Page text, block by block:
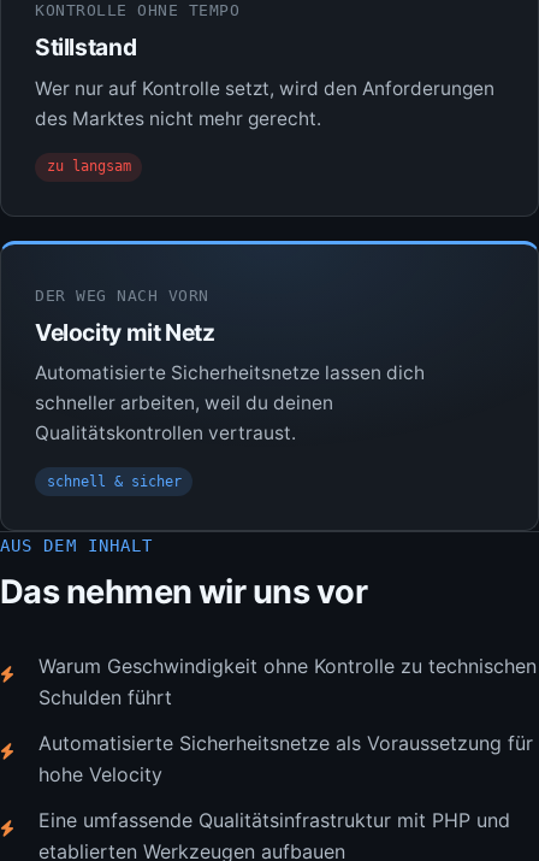
KONTROLLE OHNE TEMPO
Stillstand
Wer nur auf Kontrolle setzt, wird den Anforderungen
des Marktes nicht mehr gerecht.
zu langsam
DER WEG NACH VORN
Velocity mit Netz
Automatisierte Sicherheitsnetze lassen dich
schneller arbeiten, weil du deinen
Qualitätskontrollen vertraust.
schnell & sicher
AUS DEM INHALT
Das nehmen wir uns vor
Warum Geschwindigkeit ohne Kontrolle zu technischen
Schulden führt
Automatisierte Sicherheitsnetze als Voraussetzung für
hohe Velocity
Eine umfassende Qualitätsinfrastruktur mit PHP und
etablierten Werkzeugen aufbauen